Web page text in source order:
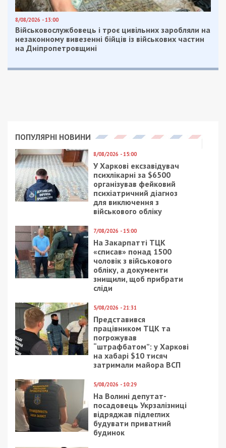
8/08/2026 - 13:00
Військовослужбовець і троє цивільних заробляли на
незаконному вивезенні бійців із військових частин
на Дніпропетровщині
ПОПУЛЯРНІ НОВИНИ
8/08/2026 - 15:00
У Харкові ексзавідувач
психлікарні за $6500
організував фейковий
психіатричний діагноз
для виключення з
військового обліку
7/08/2026 - 15:00
На Закарпатті ТЦК
«списав» понад 1500
чоловік з військового
обліку, а документи
знищили, щоб прибрати
сліди
5/08/2026 - 21:31
Представився
працівником ТЦК та
погрожував
“штрафбатом”: у Харкові
на хабарі $10 тисяч
затримали майора ВСП
5/08/2026 - 10:29
На Волині депутат-
посадовець Укрзалізниці
відряджав підлеглих
будувати приватний
будинок